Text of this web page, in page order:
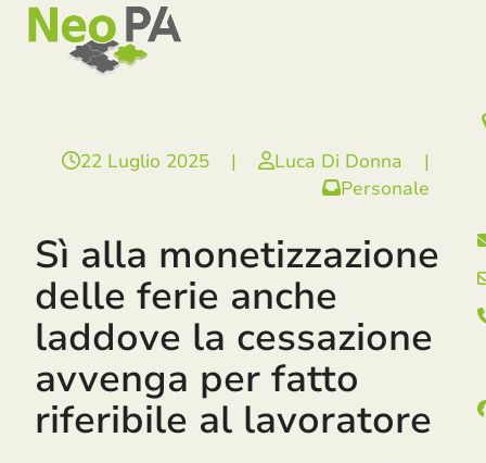
SkipOpen
mobile
menu
Close
mobile
menu
22 Luglio 2025 | Luca Di Donna
|
Personale
Sì alla monetizzazione
delle ferie anche
laddove la cessazione
avvenga per fatto
riferibile al lavoratore